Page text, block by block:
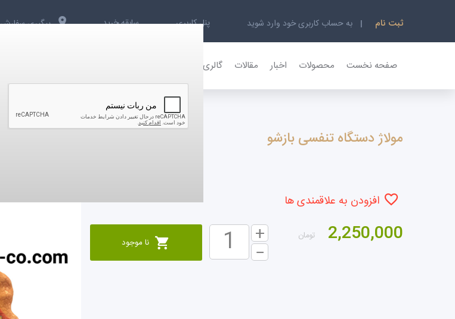
ثبت نام به حساب کاربری خود وارد شوید پنل کاربری سابقه خرید پیگیری سفارش
صفحه نخست محصولات اخبار مقالات گالری تصاویر
مولاژ دستگاه تنفسی بازشو
افزودن به علاقمندی ها
2,250,000 تومان
نا موجود